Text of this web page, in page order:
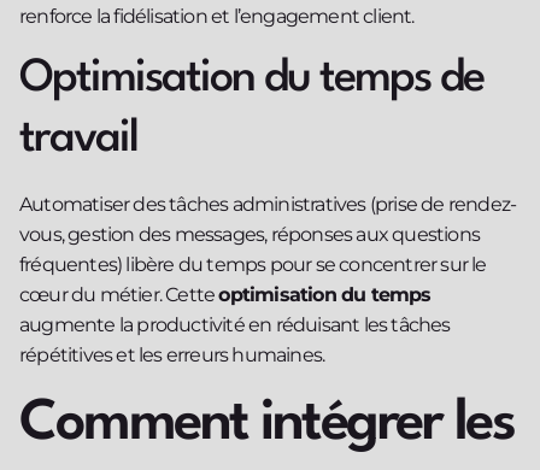
renforce la fidélisation et l’engagement client.
Optimisation du temps de
travail
Automatiser des tâches administratives (prise de rendez-
vous, gestion des messages, réponses aux questions
fréquentes) libère du temps pour se concentrer sur le
cœur du métier. Cetteoptimisation du temps
augmente la productivité en réduisant les tâches
répétitives et les erreurs humaines.
Comment intégrer les